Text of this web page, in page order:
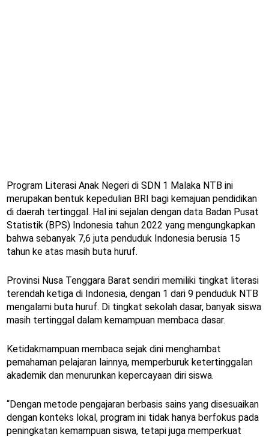
Program Literasi Anak Negeri di SDN 1 Malaka NTB ini
merupakan bentuk kepedulian BRI bagi kemajuan pendidikan
di daerah tertinggal. Hal ini sejalan dengan data Badan Pusat
Statistik (BPS) Indonesia tahun 2022 yang mengungkapkan
bahwa sebanyak 7,6 juta penduduk Indonesia berusia 15
tahun ke atas masih buta huruf.
Provinsi Nusa Tenggara Barat sendiri memiliki tingkat literasi
terendah ketiga di Indonesia, dengan 1 dari 9 penduduk NTB
mengalami buta huruf. Di tingkat sekolah dasar, banyak siswa
masih tertinggal dalam kemampuan membaca dasar.
Ketidakmampuan membaca sejak dini menghambat
pemahaman pelajaran lainnya, memperburuk ketertinggalan
akademik dan menurunkan kepercayaan diri siswa.
“Dengan metode pengajaran berbasis sains yang disesuaikan
dengan konteks lokal, program ini tidak hanya berfokus pada
peningkatan kemampuan siswa, tetapi juga memperkuat